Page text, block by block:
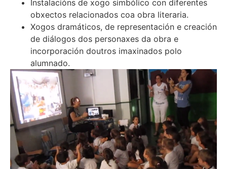
Instalacións de xogo simbólico con diferentes
obxectos relacionados coa obra literaria.
Xogos dramáticos, de representación e creación
de diálogos dos personaxes da obra e
incorporación doutros imaxinados polo
alumnado.